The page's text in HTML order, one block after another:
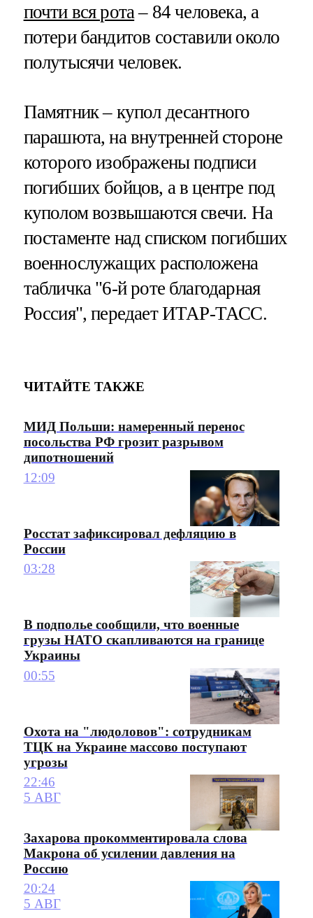
почти вся рота – 84 человека, а
потери бандитов составили около
полутысячи человек.
Памятник – купол десантного
парашюта, на внутренней стороне
которого изображены подписи
погибших бойцов, а в центре под
куполом возвышаются свечи. На
постаменте над списком погибших
военнослужащих расположена
табличка "6-й роте благодарная
Россия", передает ИТАР-ТАСС.
ЧИТАЙТЕ ТАКЖЕ
МИД Польши: намеренный перенос
посольства РФ грозит разрывом
дипотношений
12:09
Росстат зафиксировал дефляцию в
России
03:28
В подполье сообщили, что военные
грузы НАТО скапливаются на границе
Украины
00:55
Охота на "людоловов": сотрудникам
ТЦК на Украине массово поступают
угрозы
22:46
5 АВГ
Захарова прокомментировала слова
Макрона об усилении давления на
Россию
20:24
5 АВГ